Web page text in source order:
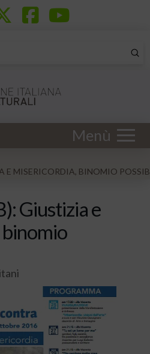
Menù
E MISERICORDIA, BINOMIO
Giustizia e